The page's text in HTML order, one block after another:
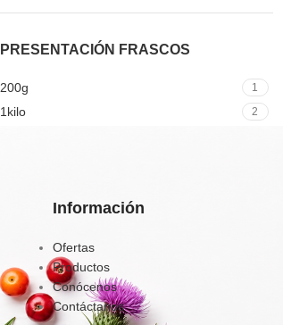
PRESENTACIÓN FRASCOS
200g 1
1kilo 2
Información
Ofertas
Productos
Conócenos
Contáctanos